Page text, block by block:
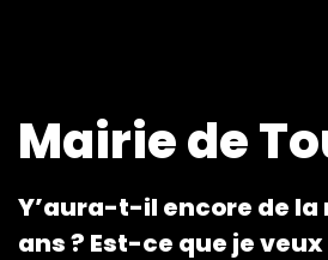
Mairie de
Y’aura-t-il encore de la
ans ? Est-ce que je